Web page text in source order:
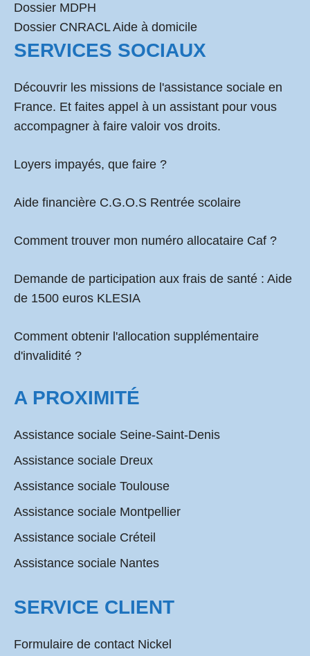
Dossier MDPH
Dossier CNRACL Aide à domicile
SERVICES SOCIAUX
Découvrir les missions de l'assistance sociale en
France. Et faites appel à un assistant pour vous
accompagner à faire valoir vos droits.
Loyers impayés, que faire ?
Aide financière C.G.O.S Rentrée scolaire
Comment trouver mon numéro allocataire Caf ?
Demande de participation aux frais de santé : Aide
de 1500 euros KLESIA
Comment obtenir l'allocation supplémentaire
d'invalidité ?
A PROXIMITÉ
Assistance sociale Seine-Saint-Denis
Assistance sociale Dreux
Assistance sociale Toulouse
Assistance sociale Montpellier
Assistance sociale Créteil
Assistance sociale Nantes
SERVICE CLIENT
Formulaire de contact Nickel